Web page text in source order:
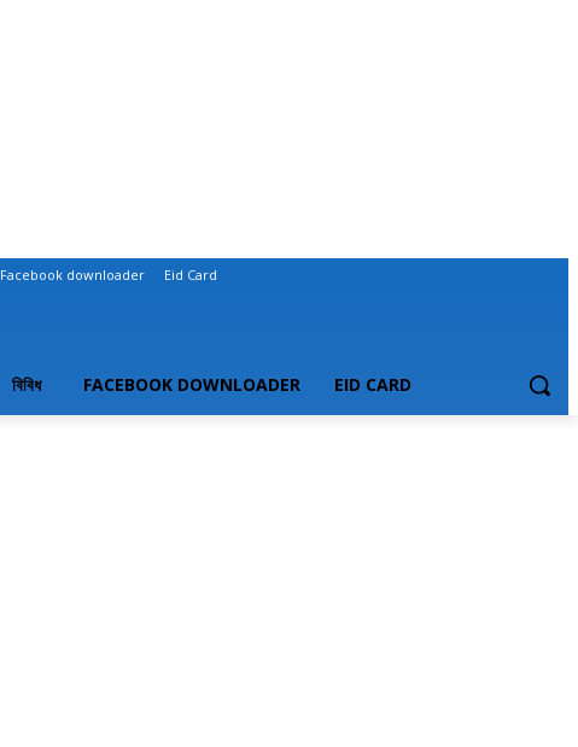
Facebook downloader Eid Card
বিবিধ FACEBOOK DOWNLOADER EID CARD